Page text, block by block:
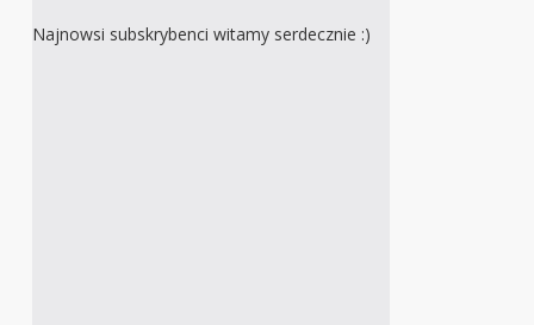
Najnowsi subskrybenci witamy serdecznie :)